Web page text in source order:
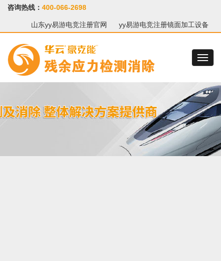
咨询热线： 400-066-2698
山东yy易游电竞注册官网 yy易游电竞注册镜面加工设备